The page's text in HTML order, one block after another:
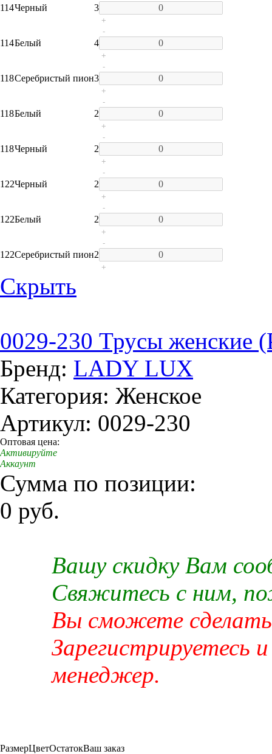
114Черный 3
+
114Белый 4
-
+
118Серебристый пион3
-
+
118Белый 2
-
+
118Черный 2
-
+
122Черный 2
-
+
122Белый 2
-
+
122Серебристый пион2
-
+
Скрыть
0029-230 Трусы женские
Бренд: LADY LUX
Категория: Женское
Артикул: 0029-230
Оптовая цена:
Активируйте
Аккаунт
Сумма по позиции:
0 руб.
Вашу скидку Вам
Свяжитесь с ним,
Вы сможете сделать
Зарегистрируетесь
менеджер.
РазмерЦветОстатокВаш заказ